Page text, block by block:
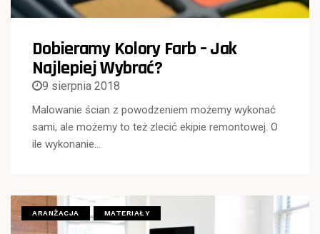
Dobieramy Kolory Farb – Jak
Najlepiej Wybrać?
9 sierpnia 2018
Malowanie ścian z powodzeniem możemy wykonać
sami, ale możemy to też zlecić ekipie remontowej. O
ile wykonanie…
ARANŻACJA MATERIAŁY